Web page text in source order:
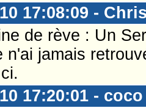
17:08:09 -
de rève : Un
n'ai jamais
17:20:01 -